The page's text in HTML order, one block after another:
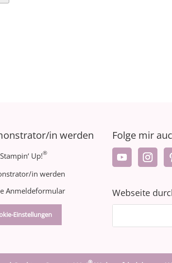
in werden
Up!®
in werden
Anmeldeformular
Einstellungen
Folge mir
Webseite